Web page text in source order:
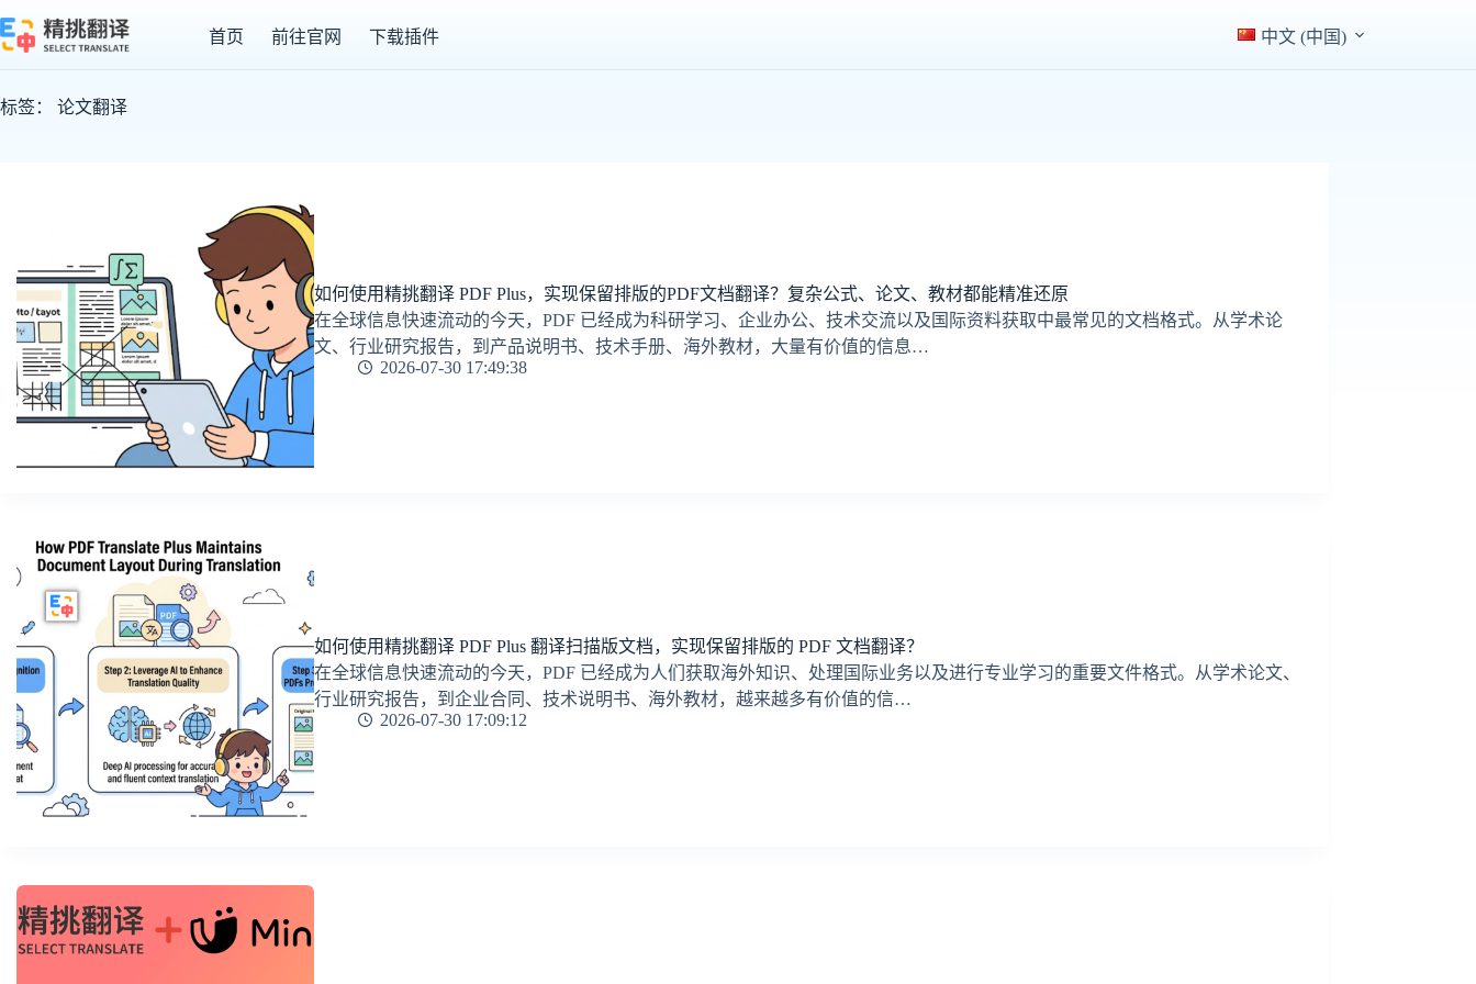
跳
至
首页 前往官网 下载插件 中文 (中国)
标签： 论文翻译
如何使用精挑翻译 PDF Plus，实现保留排版的PDF文档翻译？复杂公式、论文、教材都能精准还原
在全球信息快速流动的今天，PDF 已经成为科研学习、企业办公、技术交流以及国际资料获取中最常见的文档格式。从学术论
文、行业研究报告，到产品说明书、技术手册、海外教材，大量有价值的信息…
2026-07-30 17:49:38
如何使用精挑翻译 PDF Plus 翻译扫描版文档，实现保留排版的 PDF 文档翻译？
在全球信息快速流动的今天，PDF 已经成为人们获取海外知识、处理国际业务以及进行专业学习的重要文件格式。从学术论文、
行业研究报告，到企业合同、技术说明书、海外教材，越来越多有价值的信…
2026-07-30 17:09:12